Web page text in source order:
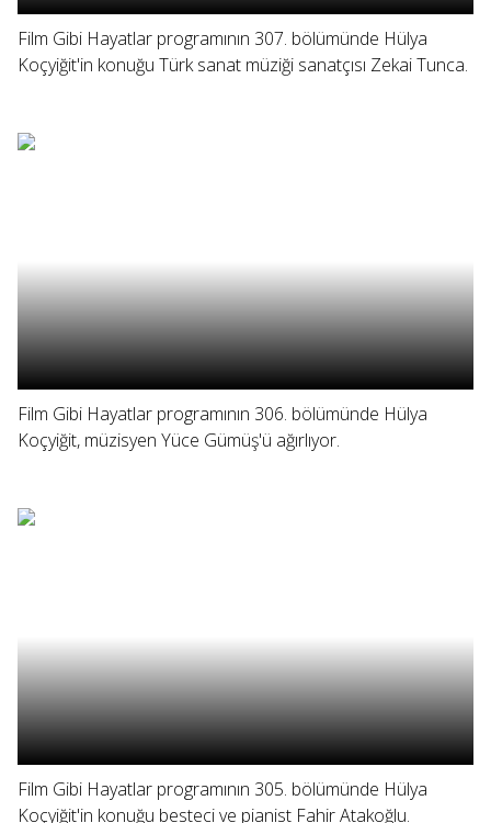
Film Gibi Hayatlar programının 307. bölümünde Hülya
Koçyiğit'in konuğu Türk sanat müziği sanatçısı Zekai Tunca.
Film Gibi Hayatlar programının 306. bölümünde Hülya
Koçyiğit, müzisyen Yüce Gümüş'ü ağırlıyor.
Film Gibi Hayatlar programının 305. bölümünde Hülya
Koçyiğit'in konuğu besteci ve pianist Fahir Atakoğlu.